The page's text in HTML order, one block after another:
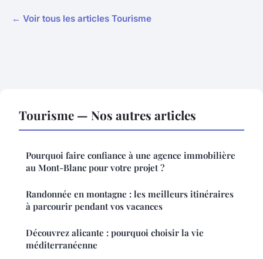
← Voir tous les articles Tourisme
Tourisme — Nos autres articles
Pourquoi faire confiance à une agence immobilière
au Mont-Blanc pour votre projet ?
Randonnée en montagne : les meilleurs itinéraires
à parcourir pendant vos vacances
Découvrez alicante : pourquoi choisir la vie
méditerranéenne